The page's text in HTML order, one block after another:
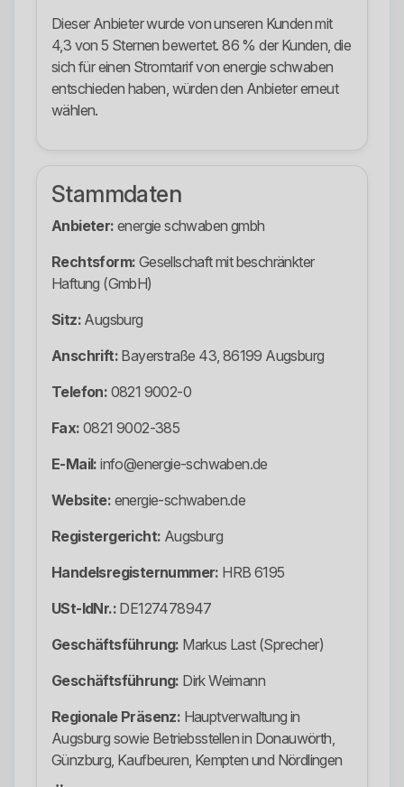
Dieser Anbieter wurde von unseren Kunden mit
4,3 von 5 Sternen bewertet. 86 % der Kunden, die
sich für einen Stromtarif von energie schwaben
entschieden haben, würden den Anbieter erneut
wählen.
Stammdaten
Anbieter: energie schwaben gmbh
Rechtsform: Gesellschaft mit beschränkter
Haftung (GmbH)
Sitz: Augsburg
Anschrift: Bayerstraße 43, 86199 Augsburg
Telefon: 0821 9002-0
Fax: 0821 9002-385
E-Mail: info@energie-schwaben.de
Website: energie-schwaben.de
Registergericht: Augsburg
Handelsregisternummer: HRB 6195
USt-IdNr.: DE127478947
Geschäftsführung: Markus Last (Sprecher)
Geschäftsführung: Dirk Weimann
Regionale Präsenz: Hauptverwaltung in
Augsburg sowie Betriebsstellen in Donauwörth,
Günzburg, Kaufbeuren, Kempten und Nördlingen